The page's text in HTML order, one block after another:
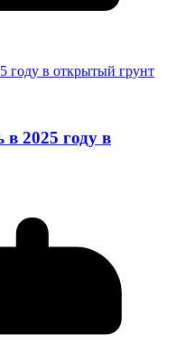
2025 году в